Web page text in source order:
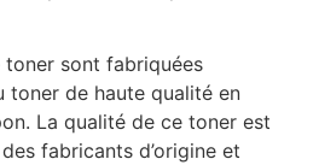
sont fabriquées
toner de haute qualité en
La qualité de ce toner est
fabricants d’origine et